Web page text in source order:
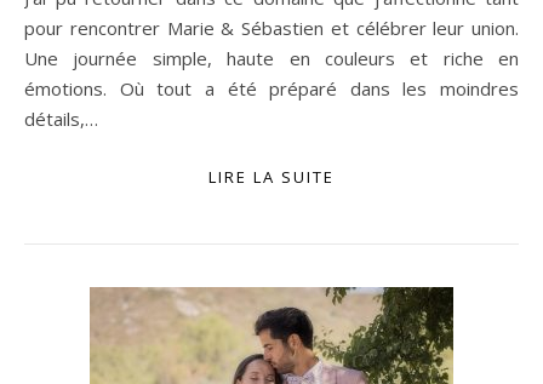
pour rencontrer Marie & Sébastien et célébrer leur union.
Une journée simple, haute en couleurs et riche en
émotions. Où tout a été préparé dans les moindres
détails,…
LIRE LA SUITE